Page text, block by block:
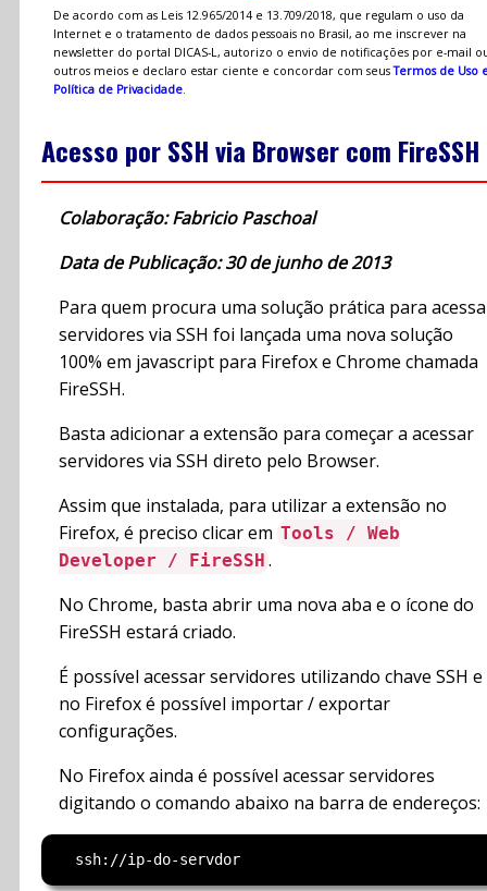
De acordo com as Leis 12.965/2014 e 13.709/2018, que regulam o uso da
Internet e o tratamento de dados pessoais no Brasil, ao me inscrever na
newsletter do portal DICAS-L, autorizo o envio de notificações por e-mail
outros meios e declaro estar ciente e concordar com seusTermos de Uso
Política de Privacidade.
Acesso por SSH via Browser com FireSSH
Colaboração: Fabricio Paschoal
Data de Publicação: 30 de junho de 2013
Para quem procura uma solução prática para
servidores via SSH foi lançada uma nova solução
100% em javascript para Firefox e Chrome chamada
FireSSH.
Basta adicionar a extensão para começar a acessar
servidores via SSH direto pelo Browser.
Assim que instalada, para utilizar a extensão no
Firefox, é preciso clicar em Tools / Web
Developer / FireSSH .
No Chrome, basta abrir uma nova aba e o ícone do
FireSSH estará criado.
É possível acessar servidores utilizando chave SSH e
no Firefox é possível importar / exportar
configurações.
No Firefox ainda é possível acessar servidores
digitando o comando abaixo na barra de endereços: